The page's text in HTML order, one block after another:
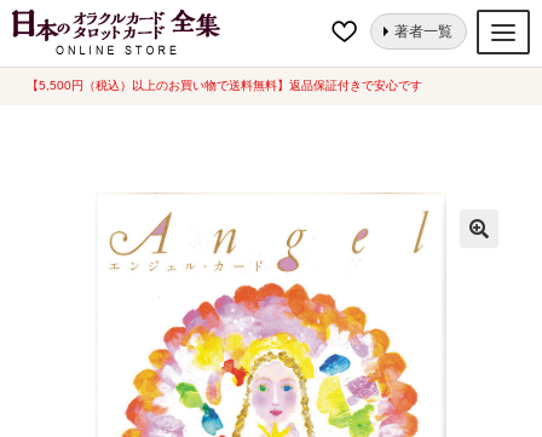
【5,500円（税込）以上のお買い物で送料無料】返品保証付きで安心です
ナ
コ
著者一覧
オラクルカード
ルノルマンカード
トランプ
ホーム オラクルカード 天使・神様 エンジェル・カード（中古-良い）